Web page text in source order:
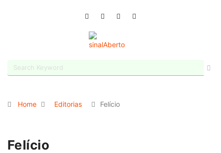
Home Editorias Felício
Felício